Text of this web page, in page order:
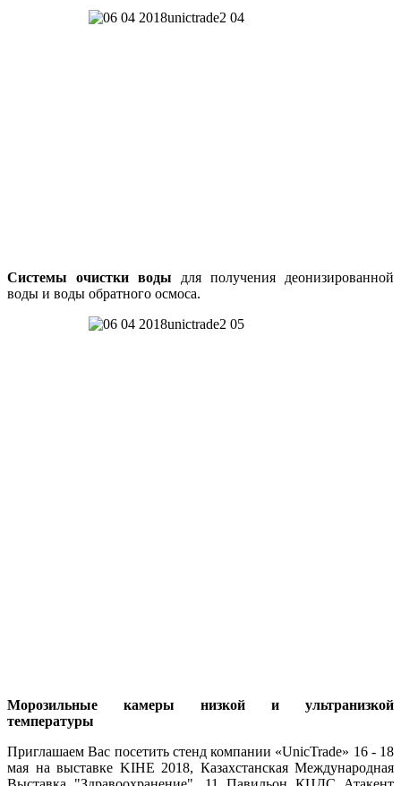
Системы очистки воды для получения деонизированной
воды и воды обратного осмоса.
Морозильные камеры низкой и ультранизкой
температуры
Приглашаем Вас посетить стенд компании «UnicTrade» 16 - 18
мая на выставке KIHE 2018, Казахстанская Международная